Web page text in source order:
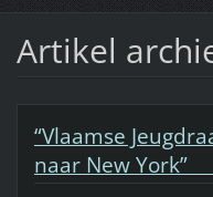
Artikel
“Vlaamse
naar New